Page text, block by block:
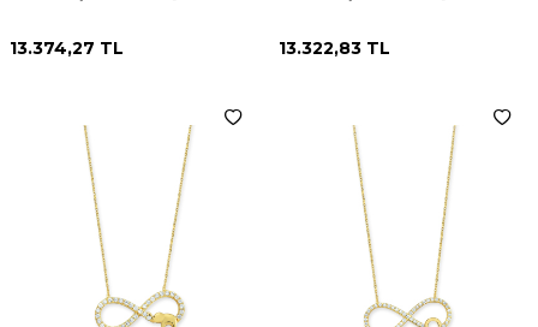
13.374,27 TL 13.322,83 TL